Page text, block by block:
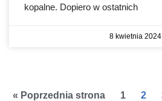
kopalne. Dopiero w ostatnich
8 kwietnia 2024
« Poprzednia strona 1 2